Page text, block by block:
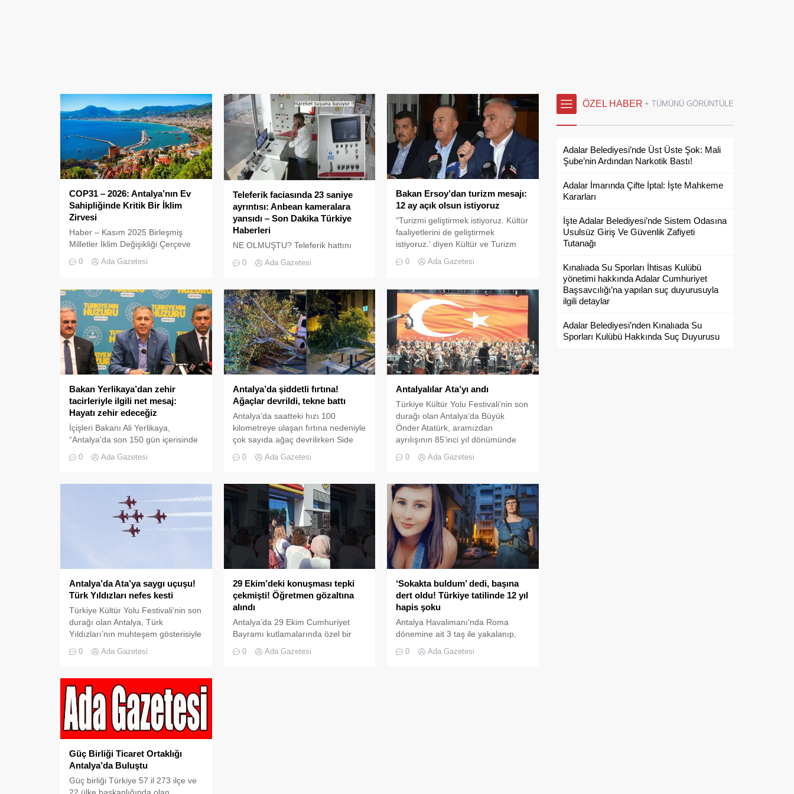
COP31 – 2026: Antalya’nın Ev
Sahipliğinde Kritik Bir İklim
Zirvesi
Haber – Kasım 2025 Birleşmiş
Milletler İklim Değişikliği Çerçeve
Sözleşmesi kapsamındaki en
önemli yıllık toplantı olan COP31,
kentinde düzenlenecek. Küresel
iklim müzakerelerinde giderek artan
gerilim, ülkelerin emisyon azaltım
hedeflerini güncelleme baskısı ve
enerji güvenliği tartışmaları
sürerken, zirvenin Akdeniz’in en
hassas iklim bölgelerinden biri olan
Antalya’da yapılacak...
0 Ada Gazetesi
Teleferik faciasında 23 saniye
ayrıntısı: Anbean kameralara
yansıdı – Son Dakika Türkiye
Haberleri
NE OLMUŞTU? Teleferik hattını
müdürü, mevcut Kepez Belediye
ANET Genel Müdür Vekili Ahmet
Buğra Samsunlu, mekanik
mühendisi Okan Erol, Megatower
bakım şirketi sahibi Serdar Tezcan,
bakım şirketinin bakım ve
otomasyon amiri Serkan Yellice,
“Taksirle ölüme ve yaralanmaya
neden olma” suçundan tutuklandı.
0 Ada Gazetesi
Bakan Ersoy’dan turizm mesajı:
12 ay açık olsun istiyoruz
"Turizmi geliştirmek istiyoruz. Kültür
faaliyetlerini de geliştirmek
istiyoruz.' diyen Kültür ve Turizm
turizm 12 ay açık olsun istiyoruz. 12
istihdam açısından hem de yatırım
açısından büyük fırsatları içeriyor"
ifadelerini kullandı.
0 Ada Gazetesi
Bakan Yerlikaya’dan zehir
tacirleriyle ilgili net mesaj:
Hayatı zehir edeceğiz
İçişleri Bakanı Ali Yerlikaya,
“Antalya'da son 150 gün içerisinde
yapılan 22 operasyonda 180
tutuklandı. Bizim kırmızı
çizgilerimizden birisi uyuşturucu ile
mücadeledir. Toplumumuzu
zehirlemeye çalışanlara karşı
kararlıyız. Onlara hayatı zehir
4 bin 481 operasyon...
0 Ada Gazetesi
Antalya’da şiddetli fırtına!
Ağaçlar devrildi, tekne battı
Antalya'da saatteki hızı 100
kilometreye ulaşan fırtına nedeniyle
çok sayıda ağaç devrilirken Side
0 Ada Gazetesi
Antalyalılar Ata’yı andı
Türkiye Kültür Yolu Festivali’nin son
durağı olan Antalya’da Büyük
Önder Atatürk, aramızdan
ayrılışının 85’inci yıl dönümünde
0 Ada Gazetesi
Antalya’da Ata’ya saygı uçuşu!
Türk Yıldızları nefes kesti
Türkiye Kültür Yolu Festivali’nin son
durağı olan Antalya, Türk
Yıldızları’nın muhteşem gösterisiyle
Atatürk’ü andı. Konyaaltı sahilinde
Yıldızları, özellikle çocukların büyük
ilgisiyle karşılaştı.
0 Ada Gazetesi
29 Ekim’deki konuşması tepki
çekmişti! Öğretmen gözaltına
alındı
Antalya’da 29 Ekim Cumhuriyet
Bayramı kutlamalarında özel bir
‘Halkı kin ve düşmanlığa tahrik
0 Ada Gazetesi
‘Sokakta buldum’ dedi, başına
dert oldu! Türkiye tatilinde 12 yıl
hapis şoku
Antalya Havalimanı'nda Roma
dönemine ait 3 taş ile yakalanıp,
Belçikalı Kim Mike W Mergits, ilk
0 Ada Gazetesi
Güç Birliği Ticaret Ortaklığı
Antalya’da Buluştu
Güç birliği Türkiye 57 il 273 ilçe ve
ÖZEL HABER + TÜMÜNÜ GÖRÜNTÜLE
Adalar Belediyesi’nde Üst Üste Şok: Mali
Şube’nin Ardından Narkotik Bastı!
Adalar İmarında Çifte İptal: İşte Mahkeme
Kararları
İşte Adalar Belediyesi’nde Sistem Odasına
Usulsüz Giriş Ve Güvenlik Zafiyeti
Tutanağı
Kınalıada Su Sporları İhtisas Kulübü
yönetimi hakkında Adalar Cumhuriyet
Başsavcılığı’na yapılan suç duyurusuyla
ilgili detaylar
Adalar Belediyesi’nden Kınalıada Su
Sporları Kulübü Hakkında Suç Duyurusu